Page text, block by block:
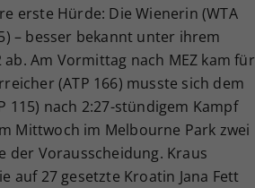
erste Hürde: Die Wienerin (WTA
– besser bekannt unter ihrem
Am Vormittag nach MEZ kam für
(ATP 166) musste sich dem
115) nach 2:27-stündigem Kampf
Mittwoch im Melbourne Park zwei
der Vorausscheidung. Kraus
auf 27 gesetzte Kroatin Jana Fett